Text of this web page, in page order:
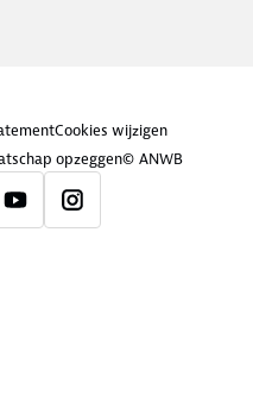
Cookies wijzigen
opzeggen© ANWB